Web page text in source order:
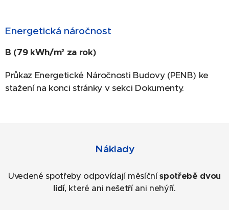
Energetická náročnost
B (79 kWh/m² za rok)
Průkaz Energetické Náročnosti Budovy (PENB) ke
stažení na konci stránky v sekci Dokumenty.
Náklady
Uvedené spotřeby odpovídají měsíčníspotřebě dvou
lidí, které ani nešetří ani nehýří.